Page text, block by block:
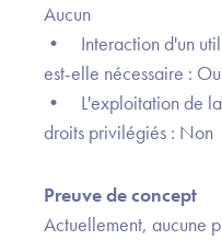
Aucun
• Interaction d'un
est-elle nécessaire :
• L'exploitation de la
droits privilégiés : Non
Preuve de concept
Actuellement, aucune